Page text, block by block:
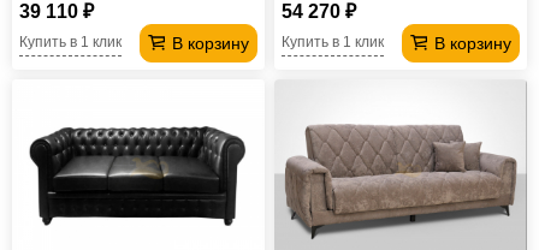
39 110 ₽
В корзину
Купить в 1 клик
54 270 ₽
В корзину
Купить в 1 клик